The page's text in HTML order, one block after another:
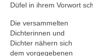
Düfel in ihrem Vorwort
Die versammelten
Dichterinnen und
Dichter nähern sich
dem vorgegebenen